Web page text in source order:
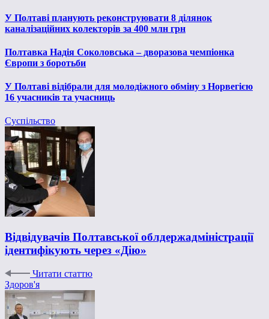
У Полтаві планують реконструювати 8 ділянок
каналізаційних колекторів за 400 млн грн
Полтавка Надія Соколовська – дворазова чемпіонка
Європи з боротьби
У Полтаві відібрали для молодіжного обміну з Норвегією
16 учасників та учасниць
Суспільство
Відвідувачів Полтавської облдержадміністрації
ідентифікують через «Дію»
Читати статтю
Здоров'я